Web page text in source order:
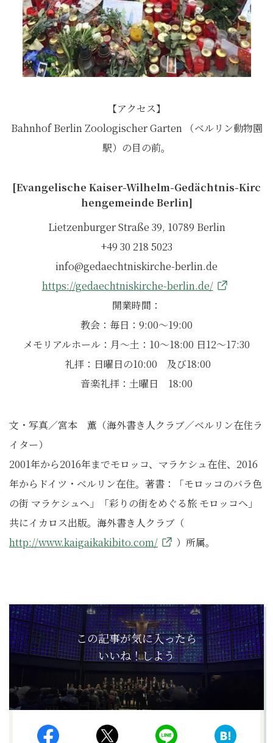
【アクセス】
Bahnhof Berlin Zoologischer Garten （ベルリン動物園
駅）の目の前。
[Evangelische Kaiser-Wilhelm-Gedächtnis-Kirc
hengemeinde Berlin]
Lietzenburger Straße 39, 10789 Berlin
+49 30 218 5023
info@gedaechtniskirche-berlin.de
https://gedaechtniskirche-berlin.de/
開業時間：
教会：毎日：9:00〜19:00
メモリアルホール：月〜土：10〜18:00 日12〜17:30
礼拝：日曜日の10:00 及び18:00
音楽礼拝：土曜日 18:00
文・写真／宮本 薫（海外書き人クラブ／ベルリン在住ラ
イター）
2001年から2016年までモロッコ、マラケシュ在住、2016
年からドイツ・ベルリン在住。著書：「モロッコのバラ色
の街 マラケシュへ」「彩りの街をめぐる旅 モロッコへ」
共にイカロス出版。海外書き人クラブ（
http://www.kaigaikakibito.com/
）所属。
この記事が気に入ったら
いいね！しよう